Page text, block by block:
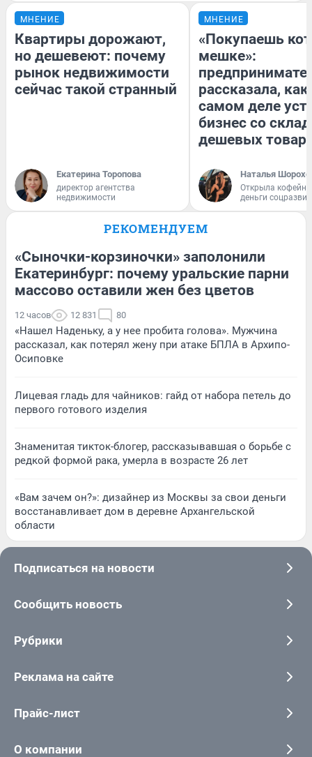
МНЕНИЕ
Квартиры дорожают,
но дешевеют: почему
рынок недвижимости
сейчас такой странный
Екатерина Торопова
директор агентства
недвижимости
МНЕНИЕ
«Покупаешь
мешке»:
рассказала, как
самом деле
бизнес со
дешевых
Наталья
Открыла
деньги
РЕКОМЕНДУЕМ
«Сыночки-корзиночки» заполонили
Екатеринбург: почему уральские парни
массово оставили жен без цветов
12 часов 12 831 80
«Нашел Наденьку, а у нее пробита голова». Мужчина
рассказал, как потерял жену при атаке БПЛА в Архипо-
Осиповке
Лицевая гладь для чайников: гайд от набора петель до
первого готового изделия
Знаменитая тикток-блогер, рассказывавшая о борьбе с
редкой формой рака, умерла в возрасте 26 лет
«Вам зачем он?»: дизайнер из Москвы за свои деньги
восстанавливает дом в деревне Архангельской
области
Подписаться на новости
Сообщить новость
Рубрики
Реклама на сайте
Прайс-лист
О компании